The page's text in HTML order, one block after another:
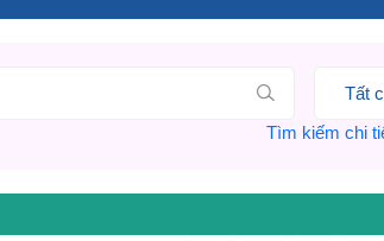
Tìm kiếm chi